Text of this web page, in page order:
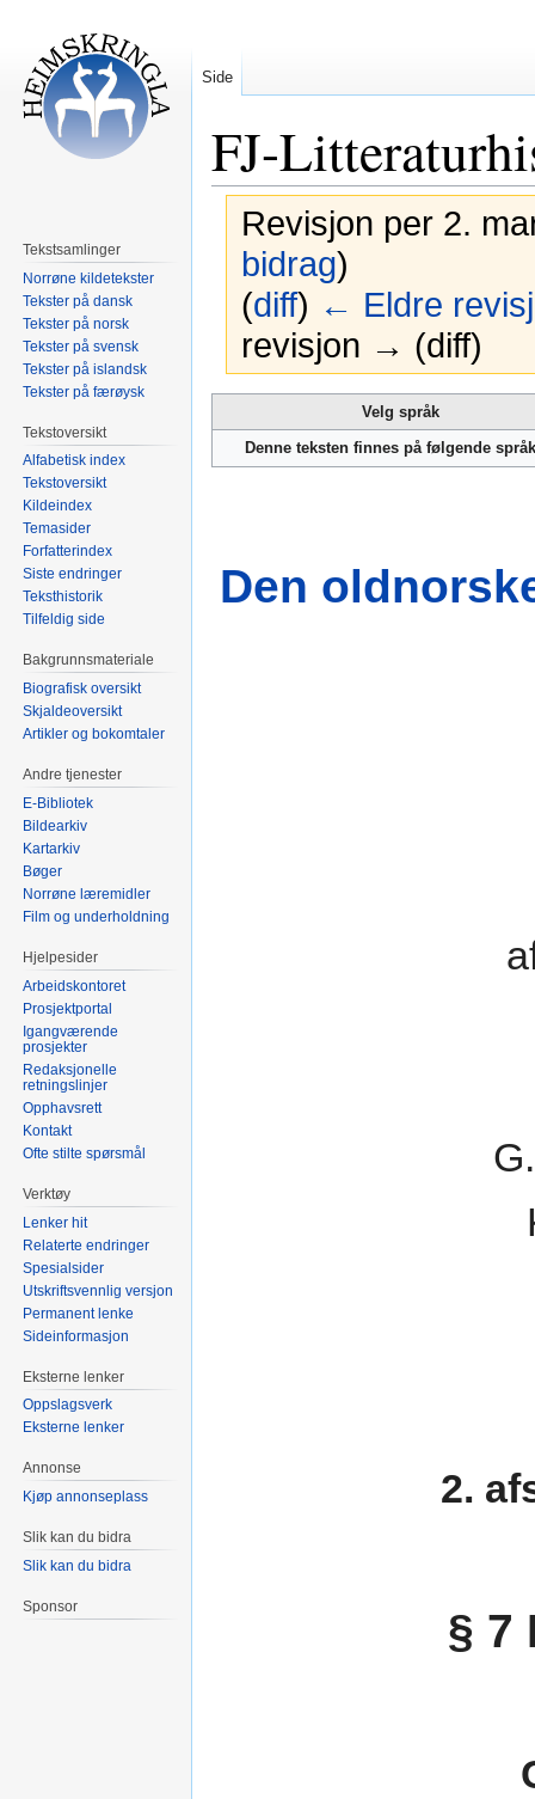
FJ-
Revisjon per 2.
bidrag)
(diff) ← Eldre
revisjon → (diff)
til
navigering
til
Velg språk
Denne teksten finnes på følgende
Den
2.
§ 7
Side
Tekstsamlinger
Norrøne kildetekster
Tekster på dansk
Tekster på norsk
Tekster på svensk
Tekster på islandsk
Tekster på færøysk
Tekstoversikt
Alfabetisk index
Tekstoversikt
Kildeindex
Temasider
Forfatterindex
Siste endringer
Teksthistorik
Tilfeldig side
Bakgrunnsmateriale
Biografisk oversikt
Skjaldeoversikt
Artikler og bokomtaler
Andre tjenester
E-Bibliotek
Bildearkiv
Kartarkiv
Bøger
Norrøne læremidler
Film og underholdning
Hjelpesider
Arbeidskontoret
Prosjektportal
Igangværende
prosjekter
Redaksjonelle
retningslinjer
Opphavsrett
Kontakt
Ofte stilte spørsmål
Verktøy
Lenker hit
Relaterte endringer
Spesialsider
Utskriftsvennlig versjon
Permanent lenke
Sideinformasjon
Eksterne lenker
Oppslagsverk
Eksterne lenker
Annonse
Kjøp annonseplass
Slik kan du bidra
Slik kan du bidra
Sponsor